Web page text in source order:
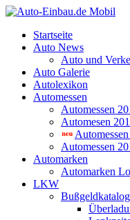
Startseite
Auto News
Auto und
Auto Galerie
Autolexikon
Automessen
Automessen
Automesen
Automessen
Automarken
Automarken
LKW